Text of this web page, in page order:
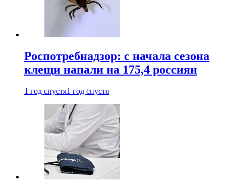
Роспотребнадзор: с начала сезона
клещи напали на 175,4 россиян
1 год спустя1 год спустя